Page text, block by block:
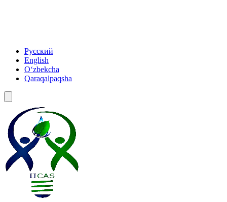
Русский
English
Oʻzbekcha
Qaraqalpaqsha